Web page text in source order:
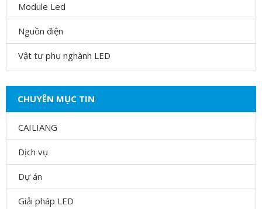
Module Led
Nguồn điện
Vật tư phụ nghành LED
CHUYÊN MỤC TIN
CAILIANG
Dịch vụ
Dự án
Giải pháp LED